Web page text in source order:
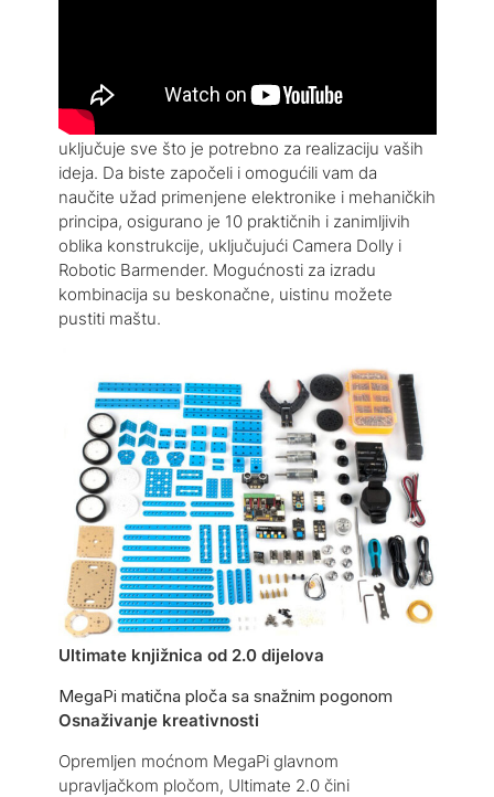
ima više od 550 mehaničkih i elektroničkih
predmeta, pruža sveobuhvatan raspon značajki i
uključuje sve što je potrebno za realizaciju vaših
ideja. Da biste započeli i omogućili vam da
naučite užad primenjene elektronike i mehaničkih
principa, osigurano je 10 praktičnih i zanimljivih
oblika konstrukcije, uključujući Camera Dolly i
Robotic Barmender. Mogućnosti za izradu
kombinacija su beskonačne, uistinu možete
pustiti maštu.
Ultimate knjižnica od 2.0 dijelova
MegaPi matična ploča sa snažnim pogonom
Osnaživanje kreativnosti
Opremljen moćnom MegaPi glavnom
upravljačkom pločom, Ultimate 2.0 čini